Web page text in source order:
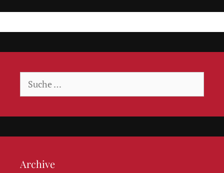
Suche
Archive